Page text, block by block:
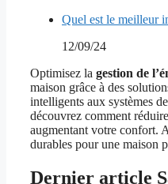
Quel est le meilleur
12/09/24
Optimisez la gestion de
maison grâce à des
intelligents aux systèmes
découvrez comment
augmentant votre confort.
durables pour une maison
Dernier article